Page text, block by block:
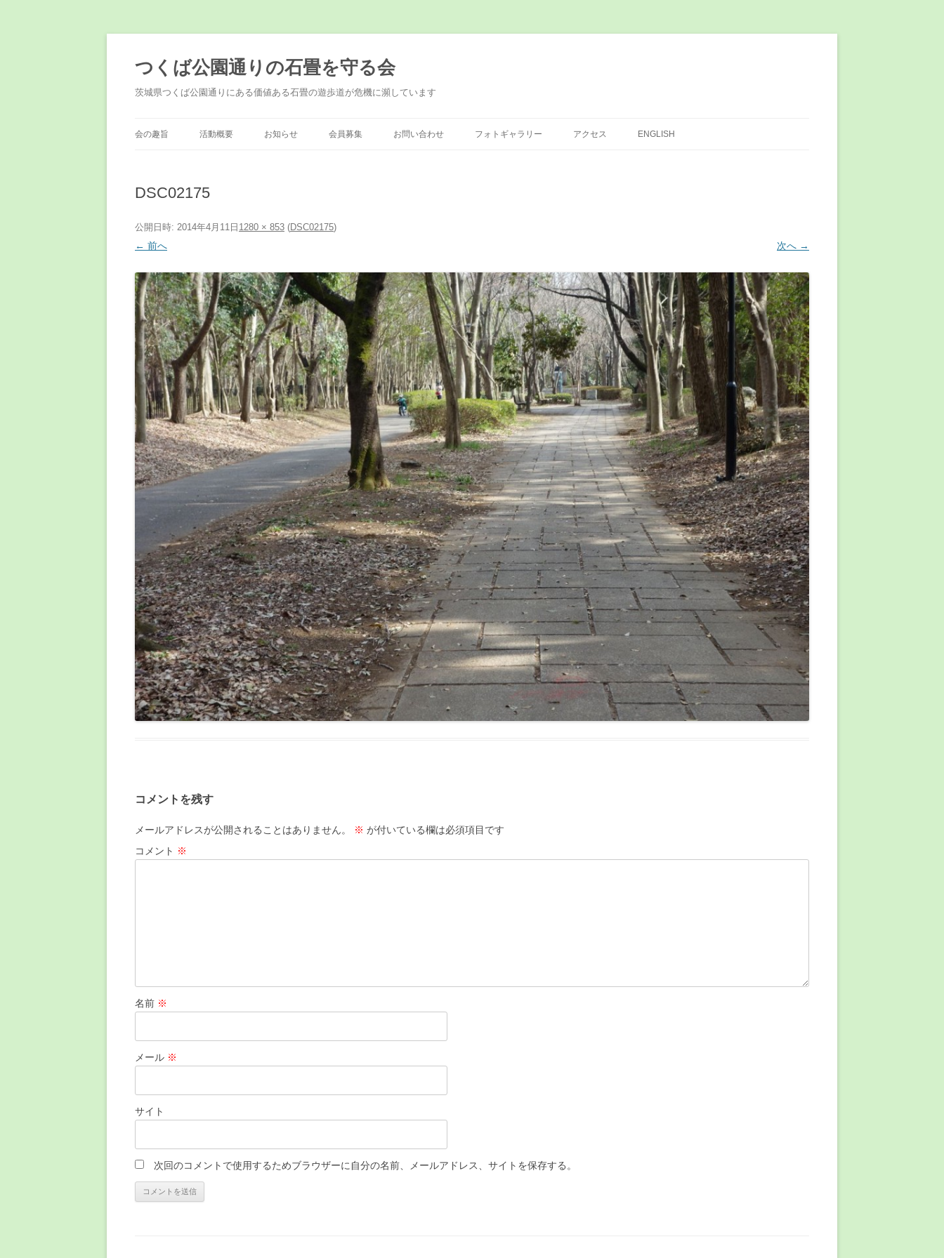
ン
ツ
へ
ス
つくば公園通りの石畳を守る会
茨城県つくば公園通りにある価値ある石畳の遊歩道が危機に瀕しています
会の趣旨 活動概要 お知らせ 会員募集 お問い合わせ フォトギャラリー アクセス ENGLISH
DSC02175
公開日時: 2014年4月11日 1280 × 853 (DSC02175)
← 前へ 次へ →
コメントを残す
メールアドレスが公開されることはありません。 ※ が付いている欄は必須項目です
コメント ※
名前 ※
メール ※
サイト
次回のコメントで使用するためブラウザーに自分の名前、メールアドレス、サイトを保存する。